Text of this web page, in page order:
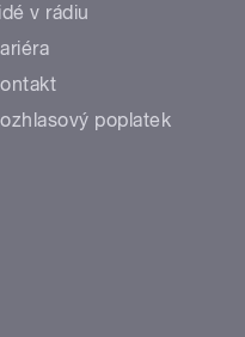
v rádiu
poplatek